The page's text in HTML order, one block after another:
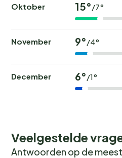
Oktober 15° /7°
November 9° /4°
December 6° /1°
Veelgestelde
Antwoorden op de